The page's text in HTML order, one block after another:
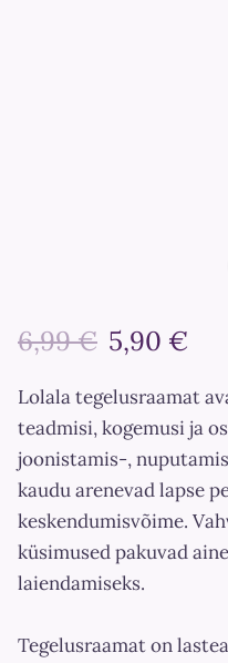
6,99 € 5,90 €
Lolala tegelusraamat
teadmisi, kogemusi ja
joonistamis-,
kaudu arenevad lapse
keskendumisvõime.
küsimused pakuvad
laiendamiseks.
Tegelusraamat on